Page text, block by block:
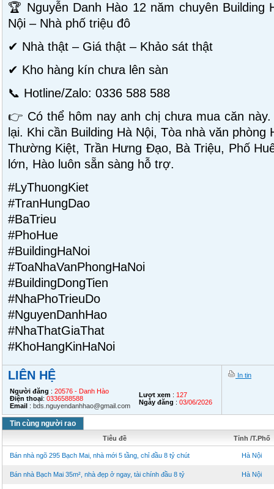
🏆 Nguyễn Danh Hào 12 năm chuyên Building
Nội – Nhà phố triệu đô
✔ Nhà thật – Giá thật – Khảo sát thật
✔ Kho hàng kín chưa lên sàn
📞 Hotline/Zalo: 0336 588 588
👉 Có thể hôm nay anh chị chưa mua căn
lại. Khi cần Building Hà Nội, Tòa nhà văn phòng
Thường Kiệt, Trần Hưng Đạo, Bà Triệu, Phố
lớn, Hào luôn sẵn sàng hỗ trợ.
#LyThuongKiet
#TranHungDao
#BaTrieu
#PhoHue
#BuildingHaNoi
#ToaNhaVanPhongHaNoi
#BuildingDongTien
#NhaPhoTrieuDo
#NguyenDanhHao
#NhaThatGiaThat
#KhoHangKinHaNoi
LIÊN HỆ
Người đăng : 20576 - Danh Hào
Điện thoại: 0336588588
Email : bds.nguyendanhhao@gmail.com
Lượt xem : 127
Ngày đăng : 03/06/2026
In tin
Tin cùng người rao
Tiêu đề Tỉnh /T.Phố
Bán nhà ngõ 295 Bạch Mai, nhà mới 5 tầng, chỉ đầu 8 tỷ chút Hà Nội
Bán nhà Bạch Mai 35m², nhà đẹp ở ngay, tài chính đầu 8 tỷ Hà Nội